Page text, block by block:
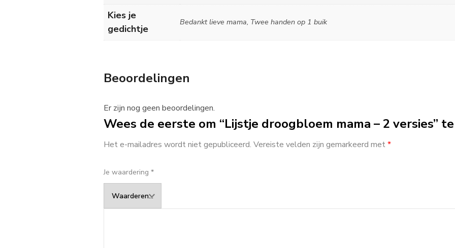
Kies je
gedichtje
Bedankt lieve mama, Twee handen op 1 buik
Beoordelingen
Er zijn nog geen beoordelingen.
Wees de eerste om “Lijstje droogbloem mama – 2 versies”
Het e-mailadres wordt niet gepubliceerd. Vereiste velden zijn gemarkeerd met*
Je waardering *